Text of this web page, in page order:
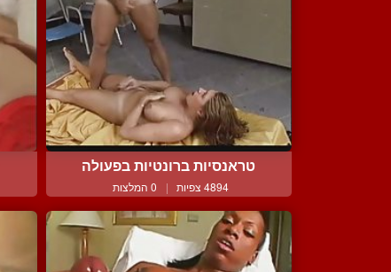
טראנסיות ברונטיות בפעולה
4894 צפיות | 0 המלצות